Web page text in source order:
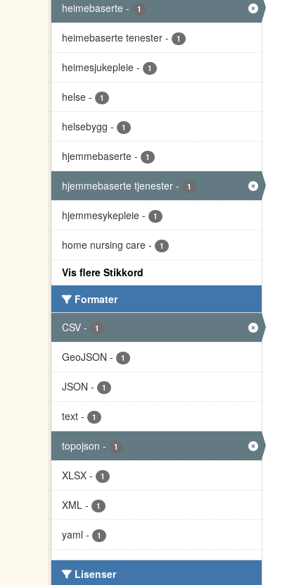
heimebaserte - 1
heimebaserte tenester - 1
heimesjukepleie - 1
helse - 1
helsebygg - 1
hjemmebaserte - 1
hjemmebaserte tjenester - 1
hjemmesykepleie - 1
home nursing care - 1
Vis flere Stikkord
Formater
CSV - 1
GeoJSON - 1
JSON - 1
text - 1
topojson - 1
XLSX - 1
XML - 1
yaml - 1
Lisenser